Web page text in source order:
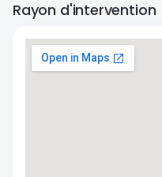
Rayon d'intervention